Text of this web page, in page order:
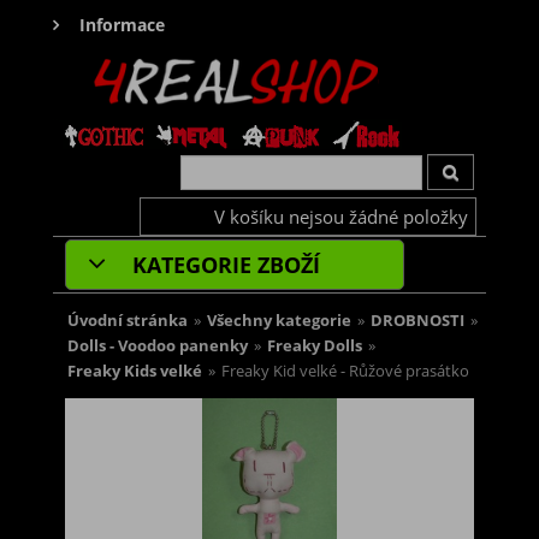
Informace
V košíku nejsou žádné položky
KATEGORIE ZBOŽÍ
Úvodní stránka » Všechny kategorie » DROBNOSTI »
Dolls - Voodoo panenky » Freaky Dolls »
Freaky Kids velké » Freaky Kid velké - Růžové prasátko